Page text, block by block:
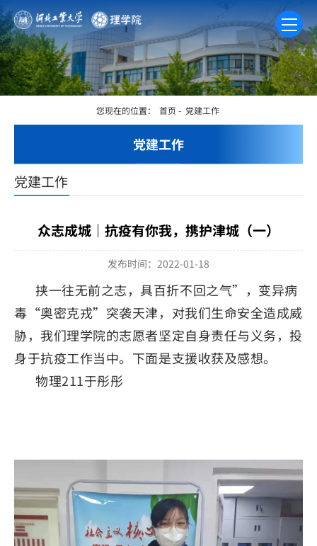
党建工作
您现在的位置： 首页 - 党建工作
党建工作
众志成城｜抗疫有你我，携护津城（一）
发布时间：2022-01-18
挟一往无前之志，具百折不回之气”，变异病
毒“奥密克戎”突袭天津，对我们生命安全造成威
胁，我们理学院的志愿者坚定自身责任与义务，投
身于抗疫工作当中。下面是支援收获及感想。
物理211于彤彤